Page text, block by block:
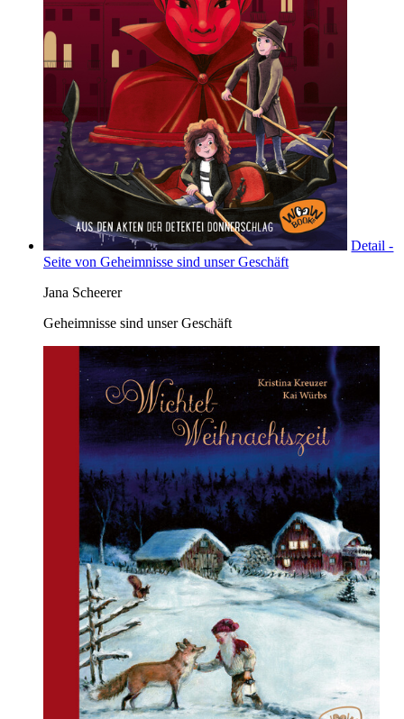
Detail -
Seite von Geheimnisse sind unser Geschäft
Jana Scheerer
Geheimnisse sind unser Geschäft